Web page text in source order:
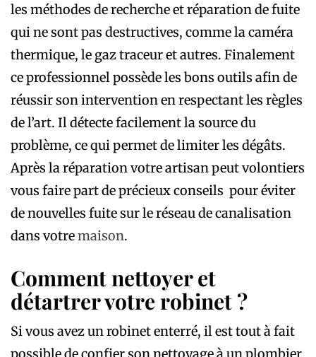
les méthodes de recherche et réparation de fuite
qui ne sont pas destructives, comme la caméra
thermique, le gaz traceur et autres. Finalement
ce professionnel possède les bons outils afin de
réussir son intervention en respectant les règles
de l’art. Il détecte facilement la source du
problème, ce qui permet de limiter les dégâts.
Après la réparation votre artisan peut volontiers
vous faire part de précieux conseils pour éviter
de nouvelles fuite sur le réseau de canalisation
dans votremaison.
Comment nettoyer et
détartrer votre robinet ?
Si vous avez un robinet enterré, il est tout à fait
possible de confier son nettoyage à un plombier